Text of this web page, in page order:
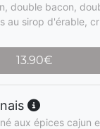
double bacon,
au sirop d'érable,
13.90€
aux épices cajun